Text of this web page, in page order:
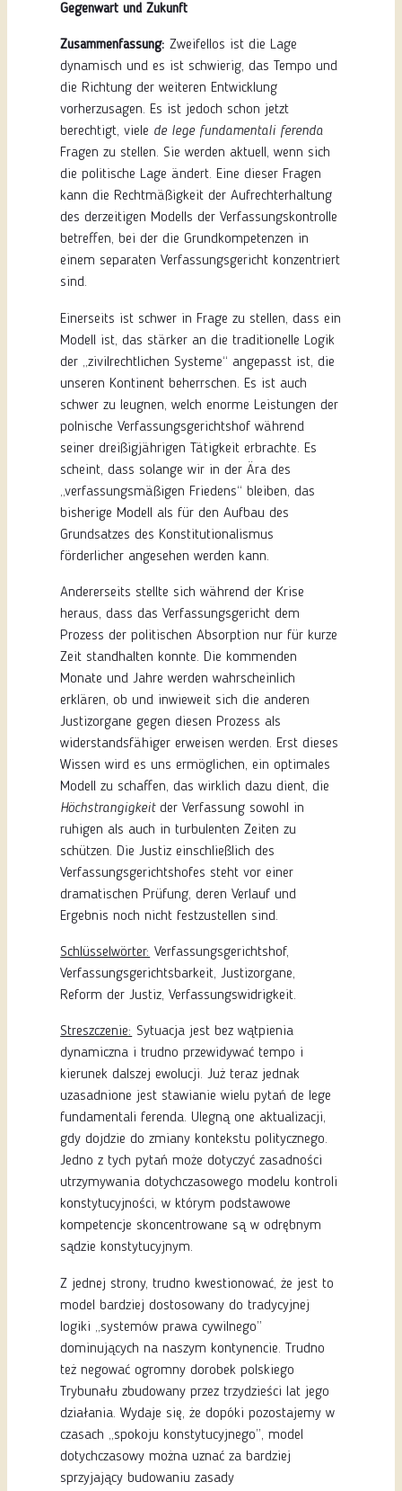
Gegenwart und Zukunft
Zusammenfassung:Zweifellos ist die Lage
dynamisch und es ist schwierig, das Tempo und
die Richtung der weiteren Entwicklung
vorherzusagen. Es ist jedoch schon jetzt
berechtigt, viele de lege fundamentali ferenda
Fragen zu stellen. Sie werden aktuell, wenn sich
die politische Lage ändert. Eine dieser Fragen
kann die Rechtmäßigkeit der Aufrechterhaltung
des derzeitigen Modells der Verfassungskontrolle
betreffen, bei der die Grundkompetenzen in
einem separaten Verfassungsgericht konzentriert
sind.
Einerseits ist schwer in Frage zu stellen, dass ein
Modell ist, das stärker an die traditionelle Logik
der „zivilrechtlichen Systeme“ angepasst ist, die
unseren Kontinent beherrschen. Es ist auch
schwer zu leugnen, welch enorme Leistungen der
polnische Verfassungsgerichtshof während
seiner dreißigjährigen Tätigkeit erbrachte. Es
scheint, dass solange wir in der Ära des
„verfassungsmäßigen Friedens“ bleiben, das
bisherige Modell als für den Aufbau des
Grundsatzes des Konstitutionalismus
förderlicher angesehen werden kann.
Andererseits stellte sich während der Krise
heraus, dass das Verfassungsgericht dem
Prozess der politischen Absorption nur für kurze
Zeit standhalten konnte. Die kommenden
Monate und Jahre werden wahrscheinlich
erklären, ob und inwieweit sich die anderen
Justizorgane gegen diesen Prozess als
widerstandsfähiger erweisen werden. Erst dieses
Wissen wird es uns ermöglichen, ein optimales
Modell zu schaffen, das wirklich dazu dient, die
Höchstrangigkeitder Verfassung sowohl in
ruhigen als auch in turbulenten Zeiten zu
schützen. Die Justiz einschließlich des
Verfassungsgerichtshofes steht vor einer
dramatischen Prüfung, deren Verlauf und
Ergebnis noch nicht festzustellen sind.
Schlüsselwörter: Verfassungsgerichtshof,
Verfassungsgerichtsbarkeit, Justizorgane,
Reform der Justiz, Verfassungswidrigkeit.
Streszczenie: Sytuacja jest bez wątpienia
dynamiczna i trudno przewidywać tempo i
kierunek dalszej ewolucji. Już teraz jednak
uzasadnione jest stawianie wielu pytań de lege
fundamentali ferenda. Ulegną one aktualizacji,
gdy dojdzie do zmiany kontekstu politycznego.
Jedno z tych pytań może dotyczyć zasadności
utrzymywania dotychczasowego modelu kontroli
konstytucyjności, w którym podstawowe
kompetencje skoncentrowane są w odrębnym
sądzie konstytucyjnym.
Z jednej strony, trudno kwestionować, że jest to
model bardziej dostosowany do tradycyjnej
logiki „systemów prawa cywilnego”
dominujących na naszym kontynencie. Trudno
też negować ogromny dorobek polskiego
Trybunału zbudowany przez trzydzieści lat jego
działania. Wydaje się, że dopóki pozostajemy w
czasach „spokoju konstytucyjnego”, model
dotychczasowy można uznać za bardziej
sprzyjający budowaniu zasady